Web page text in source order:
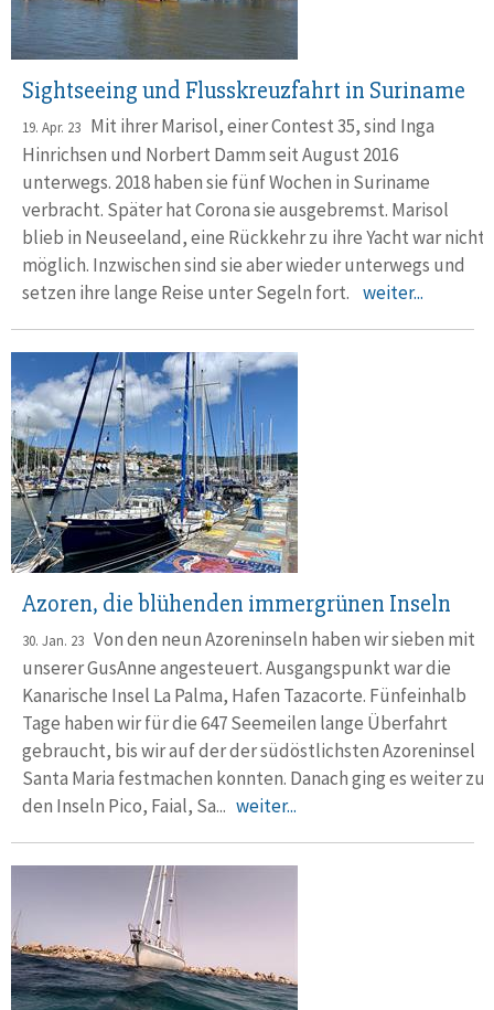
Sightseeing und Flusskreuzfahrt in Suriname
19. Apr. 23 Mit ihrer Marisol, einer Contest 35, sind Inga
Hinrichsen und Norbert Damm seit August 2016
unterwegs. 2018 haben sie fünf Wochen in Suriname
verbracht. Später hat Corona sie ausgebremst. Marisol
blieb in Neuseeland, eine Rückkehr zu ihre Yacht war nicht
möglich. Inzwischen sind sie aber wieder unterwegs und
setzen ihre lange Reise unter Segeln fort. weiter...
Azoren, die blühenden immergrünen Inseln
30. Jan. 23 Von den neun Azoreninseln haben wir sieben mit
unserer GusAnne angesteuert. Ausgangs­punkt war die
Kana­rische Insel La Palma, Ha­fen Tazacorte. Fünfeinhalb
Tage haben wir für die 647 See­mei­len lange Über­fahrt
gebraucht, bis wir auf der der südöst­lichsten Azoren­insel
Santa Maria fest­machen konnten. Danach ging es weiter zu
den Inseln Pico, Faial, Sa... weiter...